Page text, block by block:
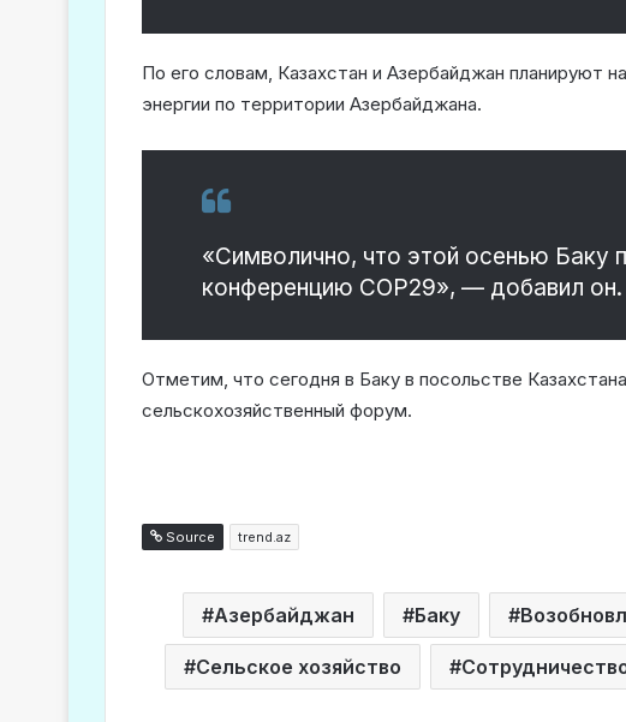
По его словам, Казахстан и Азербайджан планируют
энергии по территории Азербайджана.
«Символично, что этой осенью Баку
конференцию COP29», — добавил он.
Отметим, что сегодня в Баку в посольстве
сельскохозяйственный форум.
Source trend.az
Азербайджан Баку
Сельское хозяйство